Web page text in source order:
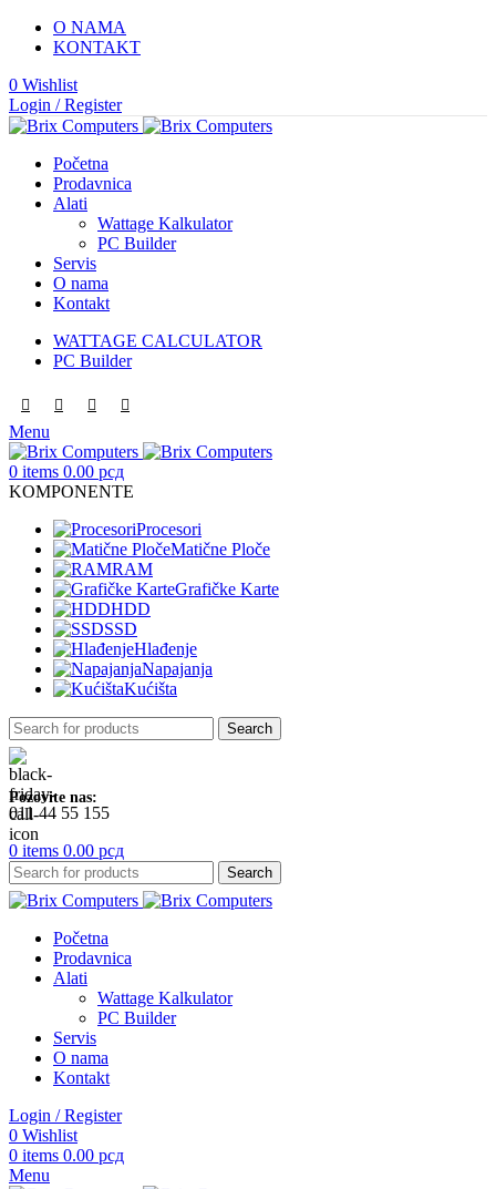
O NAMA
KONTAKT
0 Wishlist
Login / Register
Početna
Prodavnica
Alati
Wattage Kalkulator
PC Builder
Servis
O nama
Kontakt
WATTAGE CALCULATOR
PC Builder
Menu
0 items 0.00 рсд
KOMPONENTE
Procesori
Matične Ploče
RAM
Grafičke Karte
HDD
SSD
Hlađenje
Napajanja
Kućišta
Search
Pozovite nas:
011 44 55 155
0 items 0.00 рсд
Search
Početna
Prodavnica
Alati
Wattage Kalkulator
PC Builder
Servis
O nama
Kontakt
Login / Register
0 Wishlist
0 items 0.00 рсд
Menu